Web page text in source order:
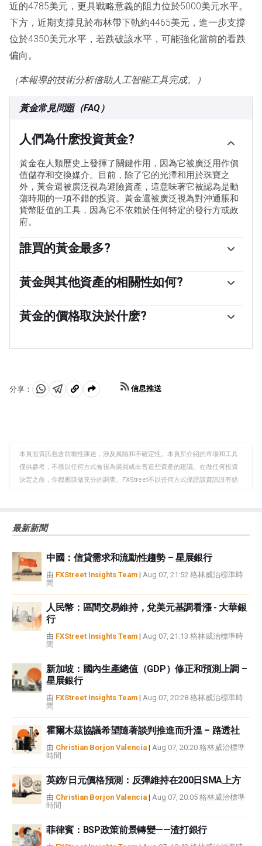
近的4785美元，更具戰略意義的阻力位於5000美元水平。
下方，近期支撐見於布林帶下軌約4465美元，進一步支撐
位於4350美元水平，若跌破該水平，可能強化當前的看跌
偏向。
（本報導的技術分析借助人工智能工具完成。）
黃金常見問題（FAQ）
人們為什麽投資黃金?
黃金在人類歷史上發揮了關鍵作用，因為它被廣泛用作價
值儲存和交換媒介。目前，除了它的光澤和用於珠寶之
外，黃金還被廣泛視為避險資產，這意味著它被認為是動
蕩時期的一項不錯的投資。黃金還被廣泛視為對沖通脹和
貨幣貶值的工具，因為它不依賴於任何特定的發行方或政
府。
誰買的黃金最多?
貨幣，各國央行傾向於使儲備多樣化，並購買黃金，以提
高人們對經濟和貨幣實力的看法。高黃金儲備可以成為一
各國央行在2022年增加了1136噸黃金儲備，價值約700億
美元。這是有記錄以來最高的年度購買量。中國、印度和
黃金與其他資產的相關性如何?
產和避險資產。當美元貶值時，黃金往往會上漲，使投資
者和央行能夠在動蕩時期實現資產多元化。黃金與風險資
的市場的拋售往往有利於黃金。
黃金的價格取決於什麽?
或對深度衰退的擔憂可能會迅速推高黃金價格，因其避險
於資產以美元(XAU/USD)定價，大多數走勢取決於美元
(USD)的表現。強勢美元傾向於控製金價，而弱勢美元則
分享：
分 分 複
板
信息推送
本頁面資訊包含前瞻性陳述，涉及風險和不確定性。本頁所介紹的市場和工具
僅供參考，不應以任何方式被視為購買或出售這些資產的建議。在做任何投資
決定之前，你都應該做充分的調查。FXStreet不以任何方式保證該資訊沒有錯
觀點，並不代表FXStreet或其廣告商的官方政策或立場。作者不對本頁連結的
如果文章正文中沒有明確提到，在撰寫本文時，作者在本文中提到的任何股票
中都沒有頭寸，也沒有與文中提到的任何公司有業務關係。除了FXStreet，作
者沒有收到撰寫這篇文章的報酬。
FXStreet和作者不提供個性化的建議。作者對該資訊的準確性、完整性或適用
性不作任何陳述。FXStreet和作者將不承擔任何錯誤，遺漏或任何損失，傷害
或損害由此資訊及其顯示或使用引起的。錯誤和遺漏除外。本文作者和
FXStreet並非註冊投資顧問，本文內容無意提供任何投資建議。
最新新聞
中國：信貸需求和流動性趨勢 – 星展銀行
由 FXStreet Insights Team | Aug 07, 21:52 格林威治標準時
間
人民幣：區間交易維持，兌美元基調看漲 - 大華銀
行
由 FXStreet Insights Team | Aug 07, 21:13 格林威治標準時
間
新加坡：國內生產總值（GDP）修正和預測上調 –
星展銀行
由 FXStreet Insights Team | Aug 07, 20:28 格林威治標準時
間
霍爾木茲協議希望隨著談判推進而升溫 – 路透社
由 Christian Borjon Valencia | Aug 07, 20:20 格林威治標準
時間
英鎊/日元價格預測：反彈維持在200日SMA上方
由 Christian Borjon Valencia | Aug 07, 20:05 格林威治標準
時間
菲律賓：BSP政策前景轉變——渣打銀行